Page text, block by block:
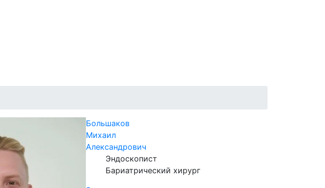
Большаков
Михаил
Александрович
Эндоскопист
Бариатрический хирург